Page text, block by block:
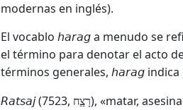
modernas en inglés).
El vocablo harag a menudo se
el término para denotar el acto
términos generales, harag indica
Ratsaj(7523, רָצַַח), «matar,